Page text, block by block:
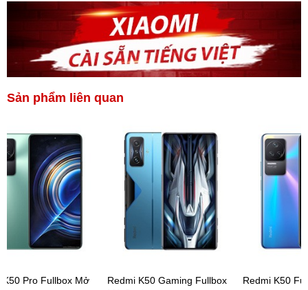
Sản phẩm liên quan
Gaming Fullbox Redmi K50 Fullbox Mở Seal
Redmi K50 Pro
5.990.000 ₫